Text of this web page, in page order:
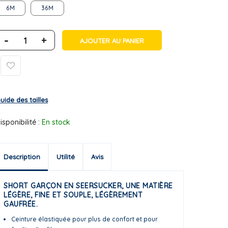
6M 36M
- + AJOUTER AU PANIER
des tailles
: En stock
Description Utilité Avis
SHORT GARÇON EN SEERSUCKER, UNE MATIÈRE
LÉGÈRE, FINE ET SOUPLE, LÉGÈREMENT
GAUFRÉE.
Ceinture élastiquée pour plus de confort et pour